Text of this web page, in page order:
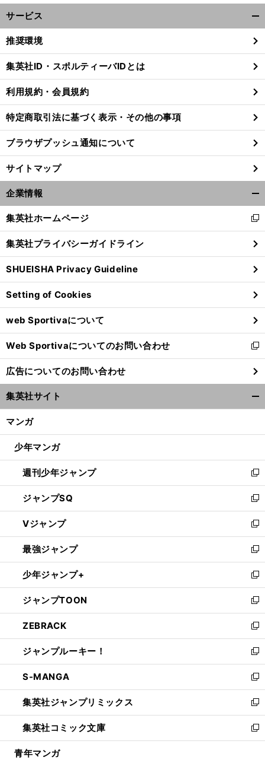
サービス
閉
る
推奨環境
集英社ID・スポルティーバIDとは
利用規約・会員規約
特定商取引法に基づく表示・その他の事項
ブラウザプッシュ通知について
サイトマップ
企業情報
閉
る
集英社ホームページ
新
し
い
ウ
ィ
ン
ド
ウ
で
開
く
集英社プライバシーガイドライン
SHUEISHA Privacy Guideline
Setting of Cookies
web Sportivaについて
Web Sportivaについてのお問い合わせ
新
し
い
ウ
ィ
ン
ウ
開
く
広告についてのお問い合わせ
集英社サイト
マンガ
少年マンガ
週刊少年ジャンプ
新
し
い
ウ
ィ
ン
ド
ウ
で
開
く
ジャンプSQ
新
し
い
ウ
ィ
ン
ド
ウ
で
開
く
Vジャンプ
新
し
い
ウ
ィ
ン
ド
ウ
で
開
く
最強ジャンプ
新
し
い
ウ
ィ
ン
ド
ウ
で
開
く
少年ジャンプ+
新
し
い
ウ
ィ
ン
ド
ウ
で
開
く
ジャンプTOON
新
し
い
ウ
ィ
ン
ド
ウ
で
開
く
ZEBRACK
新
し
い
ウ
ィ
ン
ド
ウ
で
開
ジャンプルーキー！
新
し
い
ウ
ィ
ン
ド
ウ
S-MANGA
新
し
い
ウ
ィ
ン
集英社ジャンプリミックス
新
し
い
ウ
集英社コミック文庫
新
し
青年マンガ